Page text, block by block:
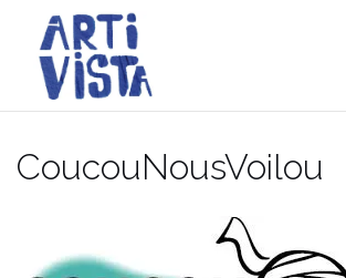
contenu
CoucouNousVoilou